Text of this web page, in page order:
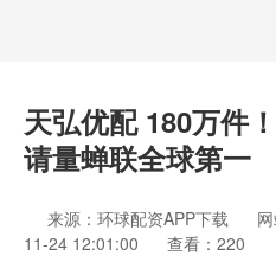
天弘优配 180万件
请量蝉联全球第一
来源：环球配资APP下载
11-24 12:01:00
查看：220